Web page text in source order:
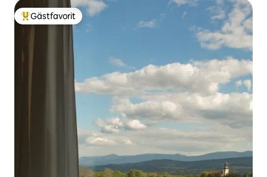
Populär gästfavorit
Gästfavorit